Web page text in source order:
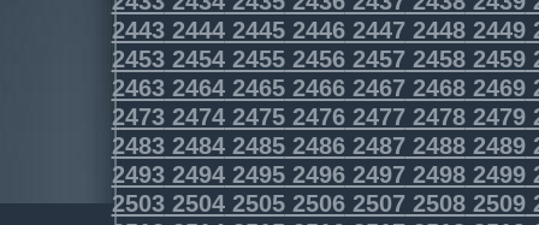
2443244424452446244724482449
2453245424552456245724582459
2463246424652466246724682469
2473247424752476247724782479
2483248424852486248724882489
2493249424952496249724982499
2503250425052506250725082509